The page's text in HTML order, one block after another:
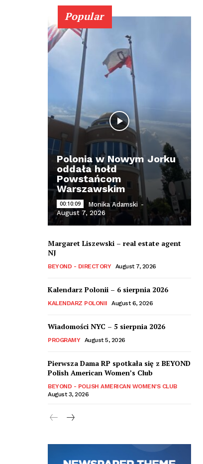
Popular
Polonia w Nowym Jorku
oddała hołd
Powstańcom
Warszawskim
00:10:09 Monika Adamski -
August 7, 2026
Margaret Liszewski – real estate agent
NJ
BEYOND - DIRECTORY August 7, 2026
Kalendarz Polonii – 6 sierpnia 2026
KALENDARZ POLONII August 6, 2026
Wiadomości NYC – 5 sierpnia 2026
PROGRAMY August 5, 2026
Pierwsza Dama RP spotkała się z BEYOND
Polish American Women’s Club
BEYOND - POLISH AMERICAN WOMEN'S CLUB
August 3, 2026